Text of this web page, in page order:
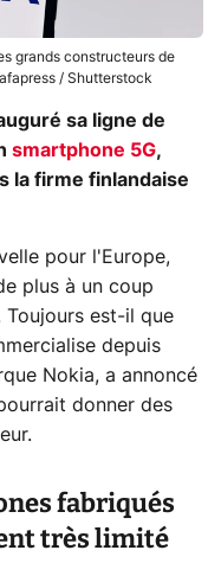
grands constructeurs de
/ Shutterstock
sa ligne de
smartphone 5G,
la firme finlandaise
pour l'Europe,
plus à un coup
est-il que
depuis
Nokia, a annoncé
donner des
fabriqués
très limité